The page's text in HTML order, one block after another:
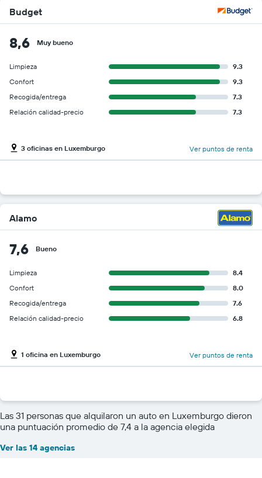
Budget
8,6 Muy bueno
Limpieza
9.3
Confort
9.3
Recogida/entrega
7.3
Relación calidad-precio
7.3
3 oficinas en Luxemburgo Ver puntos de renta
Alamo
7,6 Bueno
Limpieza
8.4
Confort
8.0
Recogida/entrega
7.6
Relación calidad-precio
6.8
1 oficina en Luxemburgo Ver puntos de renta
Las 31 personas que alquilaron un auto en Luxemburgo dieron
una puntuación promedio de 7,4 a la agencia elegida
Ver las 14 agencias